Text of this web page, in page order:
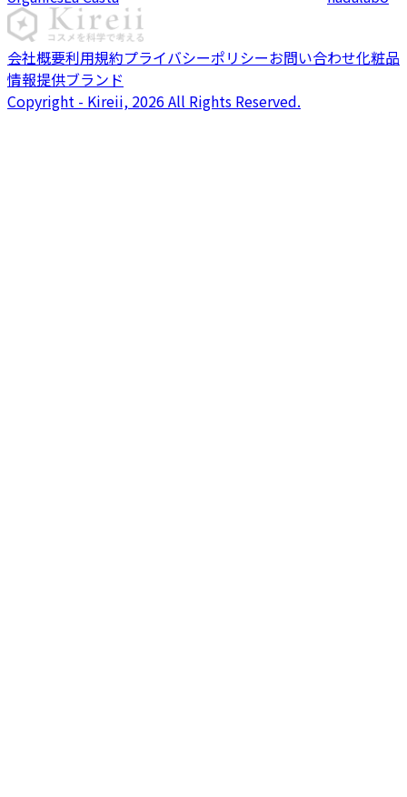
会社概要利用規約プライバシーポリシーお問い合わせ化粧品
情報提供ブランド
Copyright - Kireii, 2026 All Rights Reserved.